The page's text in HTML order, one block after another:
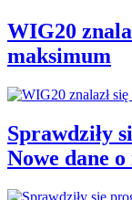
WIG20
maksimum
Sprawdziły
Nowe dane